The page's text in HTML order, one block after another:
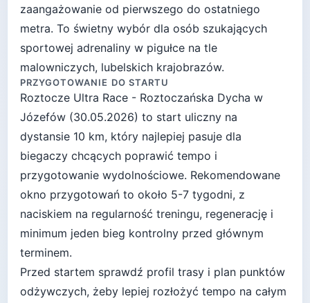
zaangażowanie od pierwszego do ostatniego
metra. To świetny wybór dla osób szukających
sportowej adrenaliny w pigułce na tle
malowniczych, lubelskich krajobrazów.
PRZYGOTOWANIE DO STARTU
Roztocze Ultra Race - Roztoczańska Dycha w
Józefów (30.05.2026) to start uliczny na
dystansie 10 km, który najlepiej pasuje dla
biegaczy chcących poprawić tempo i
przygotowanie wydolnościowe. Rekomendowane
okno przygotowań to około 5-7 tygodni, z
naciskiem na regularność treningu, regenerację i
minimum jeden bieg kontrolny przed głównym
terminem.
Przed startem sprawdź profil trasy i plan punktów
odżywczych, żeby lepiej rozłożyć tempo na całym